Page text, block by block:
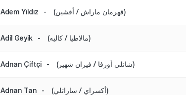
Adem Yıldız - (قهرمان ماراش / أفشين)
Adil Geyik - (مالاطيا / كاليه)
Adnan Çiftçi - (شانلي أورفا / فيران شهير)
Adnan Tan - (أكسراي / ساراتلي)